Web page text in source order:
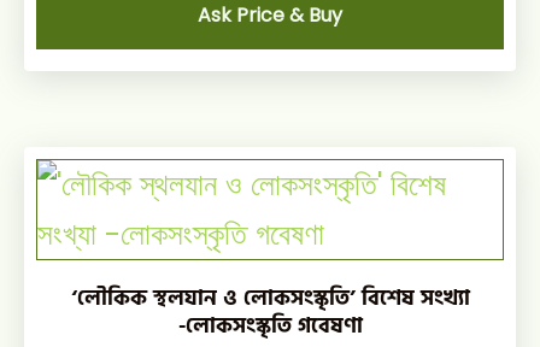
Ask Price & Buy
‘লৌকিক স্থলযান ও লোকসংস্কৃতি’ বিশেষ সংখ্যা
-লোকসংস্কৃতি গবেষণা